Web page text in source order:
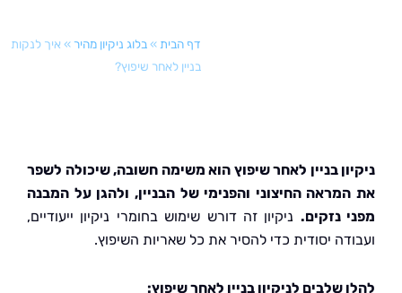
»בלוג ניקיון מהיר »איך לנקות
בניין לאחר שיפוץ?
בניין לאחר שיפוץ הוא משימה חשובה, שיכולה לשפר
החיצוני והפנימי של הבניין, ולהגן על המבנה
נזקים.ניקיון זה דורש שימוש בחומרי ניקיון ייעודיים,
יסודית כדי להסיר את כל שאריות השיפוץ.
שלבים לניקיון בניין לאחר שיפוץ: